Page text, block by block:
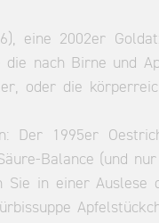
eine 2002er
nach Birne und
oder die
Der 1995er
Balance (und
Sie in einer Auslese